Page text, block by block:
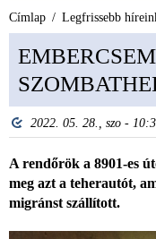
Címlap Legfrissebb
2022. 05. 28., szo -
A rendőrök a 8901-es
meg azt a teherautót,
migránst szállított.